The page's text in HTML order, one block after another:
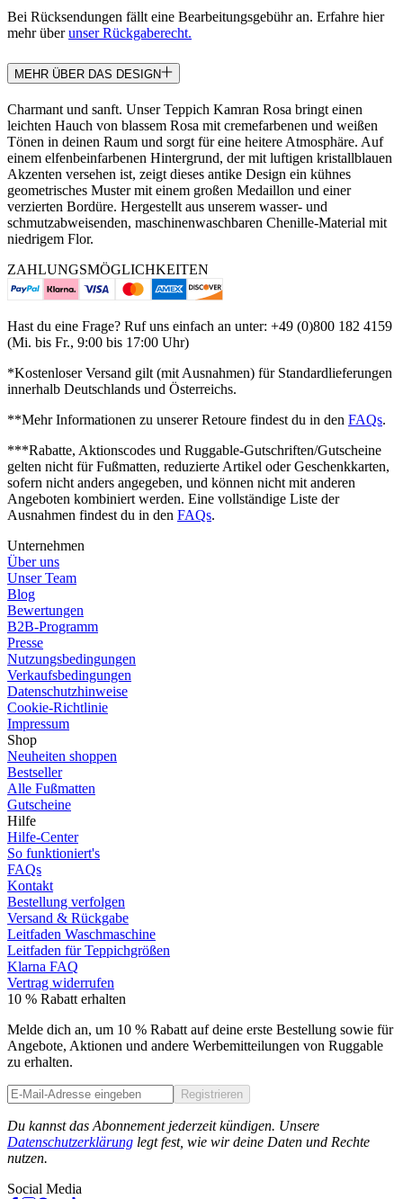
Bei Rücksendungen fällt eine Bearbeitungsgebühr an. Erfahre hier
mehr überunser Rückgaberecht.
MEHR ÜBER DAS DESIGN
Charmant und sanft. Unser Teppich Kamran Rosa bringt einen
leichten Hauch von blassem Rosa mit cremefarbenen und weißen
Tönen in deinen Raum und sorgt für eine heitere Atmosphäre. Auf
einem elfenbeinfarbenen Hintergrund, der mit luftigen kristallblauen
Akzenten versehen ist, zeigt dieses antike Design ein kühnes
geometrisches Muster mit einem großen Medaillon und einer
verzierten Bordüre. Hergestellt aus unserem wasser- und
schmutzabweisenden, maschinenwaschbaren Chenille-Material mit
niedrigem Flor.
ZAHLUNGSMÖGLICHKEITEN
Hast du eine Frage? Ruf uns einfach an unter: +49 (0)800 182 4159
(Mi. bis Fr., 9:00 bis 17:00 Uhr)
*Kostenloser Versand gilt (mit Ausnahmen) für Standardlieferungen
innerhalb Deutschlands und Österreichs.
**Mehr Informationen zu unserer Retoure findest du in den FAQs.
***Rabatte, Aktionscodes und Ruggable-Gutschriften/Gutscheine
gelten nicht für Fußmatten, reduzierte Artikel oder Geschenkkarten,
sofern nicht anders angegeben, und können nicht mit anderen
Angeboten kombiniert werden. Eine vollständige Liste der
Ausnahmen findest du in den FAQs.
Unternehmen
Über uns
Unser Team
Blog
Bewertungen
B2B-Programm
Presse
Nutzungsbedingungen
Verkaufsbedingungen
Datenschutzhinweise
Cookie-Richtlinie
Impressum
Shop
Neuheiten shoppen
Bestseller
Alle Fußmatten
Gutscheine
Hilfe
Hilfe-Center
So funktioniert's
FAQs
Kontakt
Bestellung verfolgen
Versand & Rückgabe
Leitfaden Waschmaschine
Leitfaden für Teppichgrößen
Klarna FAQ
Vertrag widerrufen
10 % Rabatt erhalten
Melde dich an, um 10 % Rabatt auf deine erste Bestellung sowie für
Angebote, Aktionen und andere Werbemitteilungen von Ruggable
zu erhalten.
Registrieren
Du kannst das Abonnement jederzeit kündigen. Unsere
Datenschutzerklärung legt fest, wie wir deine Daten und Rechte
nutzen.
Social Media